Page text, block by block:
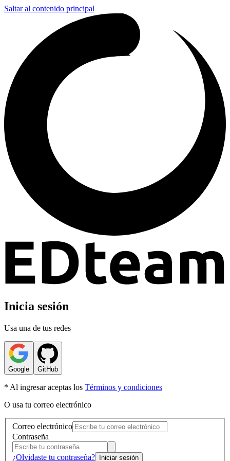
Saltar al contenido principal
Inicia sesión
Usa una de tus redes
Google GitHub
* Al ingresar aceptas los Términos y condiciones
O usa tu correo electrónico
Correo electrónico
Contraseña
¿Olvidaste tu contraseña? Iniciar sesión